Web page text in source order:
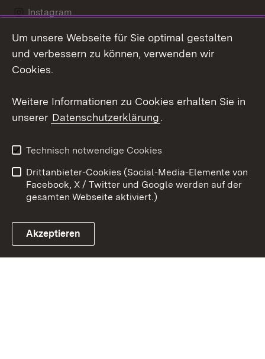
Instagram
Social Wall
Link zum Landesportal
Barrierefreiheit
Benutzungshinweise
Impressum
Cookies
Um unsere Webseite für Sie optimal gestalten
und verbessern zu können, verwenden wir
Cookies.
Weitere Informationen zu Cookies erhalten Sie in
unserer Datenschutzerklärung.
Technisch notwendige Cookies
Drittanbieter-Cookies (Social-Media-Elemente von
Facebook, X / Twitter und Google werden auf der
gesamten Webseite aktiviert.)
Akzeptieren